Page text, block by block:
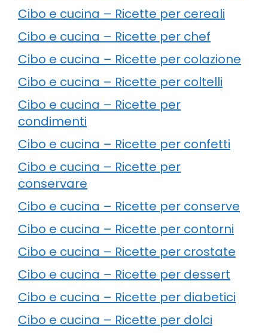
Cibo e cucina – Ricette per cereali
Cibo e cucina – Ricette per chef
Cibo e cucina – Ricette per colazione
Cibo e cucina – Ricette per coltelli
Cibo e cucina – Ricette per
condimenti
Cibo e cucina – Ricette per confetti
Cibo e cucina – Ricette per
conservare
Cibo e cucina – Ricette per conserve
Cibo e cucina – Ricette per contorni
Cibo e cucina – Ricette per crostate
Cibo e cucina – Ricette per dessert
Cibo e cucina – Ricette per diabetici
Cibo e cucina – Ricette per dolci